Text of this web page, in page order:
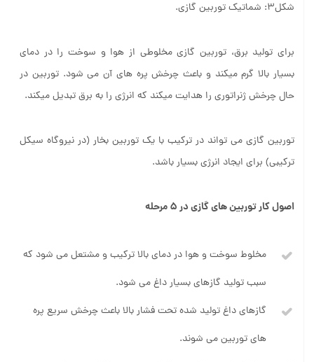
شکل3: شماتیک توربین گازی.
برای تولید برق، توربین گازی مخلوطی از هوا و سوخت را در دمای
بسیار بالا گرم می­کند و باعث چرخش پره های آن می شود. توربین در
حال چرخش ژنراتوری را هدایت می­کند که انرژی را به برق تبدیل می­کند.
توربین گازی می تواند در ترکیب با یک توربین بخار (در نیروگاه سیکل
ترکیبی) برای ایجاد انرژی بسیار باشد.
اصول کار توربین های گازی در 5 مرحله
مخلوط سوخت و هوا در دمای بالا ترکیب و مشتعل می شود که
سبب تولید گازهای بسیار داغ می شود.
گازهای داغ تولید شده تحت فشار بالا باعث چرخش سریع پره
های توربین می شوند.